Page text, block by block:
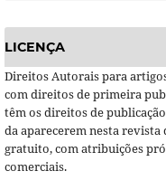
LICENÇA
Direitos Autorais para
com direitos de primeira
têm os direitos de
da aparecerem nesta revista
gratuito, com atribuições
comerciais.